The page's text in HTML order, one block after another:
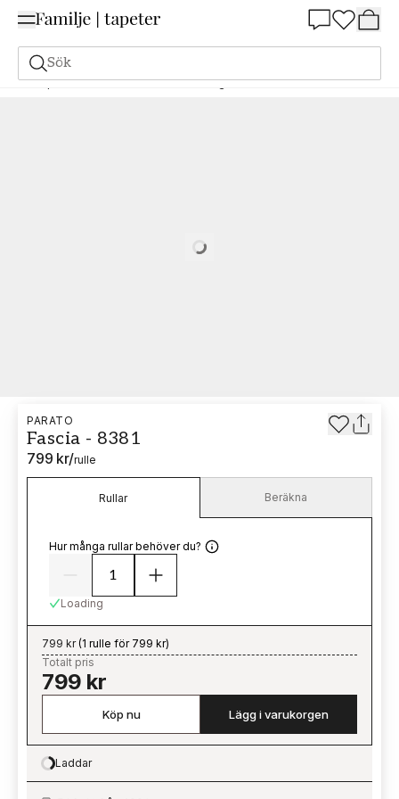
Sök
Tapeter Varumärken Parato Cottage Bloom Fascia - 8381
Loading…
PARATO
Fascia - 8381
799 kr/rulle
Rullar Beräkna
Hur många rullar behöver du?
Loading
799 kr(1 rulle för 799 kr)
Totalt pris
799 kr
Köp nu Lägg i varukorgen
Loading…
Laddar